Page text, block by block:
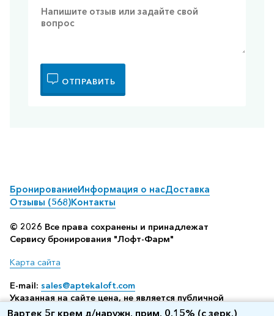
ОТПРАВИТЬ
Вартек 5г крем д/наружн. прим. 0.15% (с зерк.)
БронированиеИнформация о насДоставка
Отзывы (568)Контакты
© 2026 Все права сохранены и принадлежат
Сервису бронирования "Лофт-Фарм"
Карта сайта
E-mail: sales@aptekaloft.com
Указанная на сайте цена, не является публичной
офертой, а всего лишь отображает среднюю стоимость